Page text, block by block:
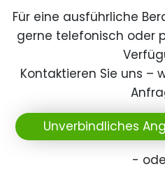
Für eine ausführliche
gerne telefonisch oder
Kontaktieren Sie uns –
Unverbindliches
-